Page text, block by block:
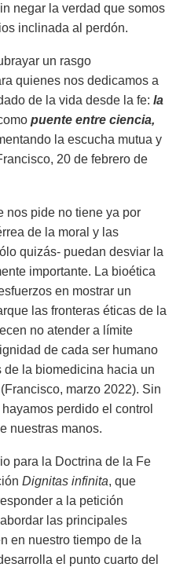
negar la verdad que somos
inclinada al perdón.
un rasgo
quienes nos dedicamos a
de la vida desde la fe: la
puente entre ciencia,
la escucha mutua y
20 de febrero de
nos pide no tiene ya por
de la moral y las
quizás- puedan desviar la
importante. La bioética
en mostrar un
las fronteras éticas de la
no atender a límite
de cada ser humano
la biomedicina hacia un
marzo 2022). Sin
perdido el control
nuestras manos.
para la Doctrina de la Fe
Dignitas infinita, que
a la petición
las principales
en nuestro tiempo de la
el punto cuarto del